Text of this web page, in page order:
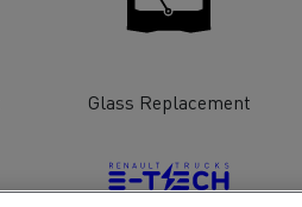
Glass Replacement